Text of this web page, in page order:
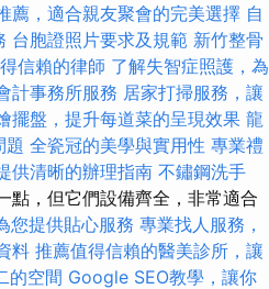
薦，適合親友聚會的完美選擇 自
台胞證照片要求及規範 新竹整骨
信賴的律師 了解失智症照護，為
計事務所服務 居家打掃服務，讓
擺盤，提升每道菜的呈現效果 龍
題 全瓷冠的美學與實用性 專業禮
供清晰的辦理指南 不鏽鋼洗手
點，但它們設備齊全，非常適合
您提供貼心服務 專業找人服務，
料 推薦值得信賴的醫美診所，讓
的空間 Google SEO教學，讓你